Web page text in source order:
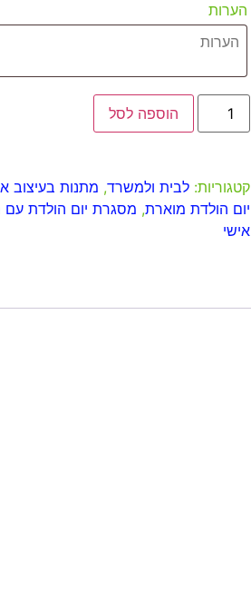
הערות
הוספה לסל
קטגוריות: לבית ולמשרד, מתנות בעיצוב
יום הולדת מוארת, מסגרת יום הולדת עם
אישי